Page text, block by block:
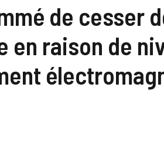
de cesser
en raison de